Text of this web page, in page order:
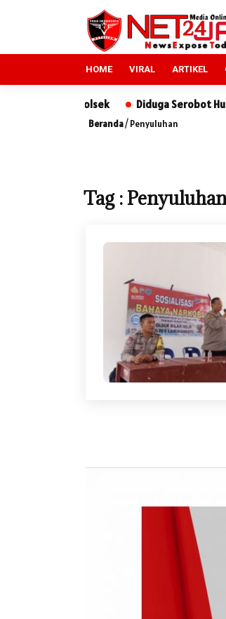
HOME VIRAL ARTIKEL
Diduga Serobot Hutan
Beranda/Penyuluhan
Tag : Penyuluhan